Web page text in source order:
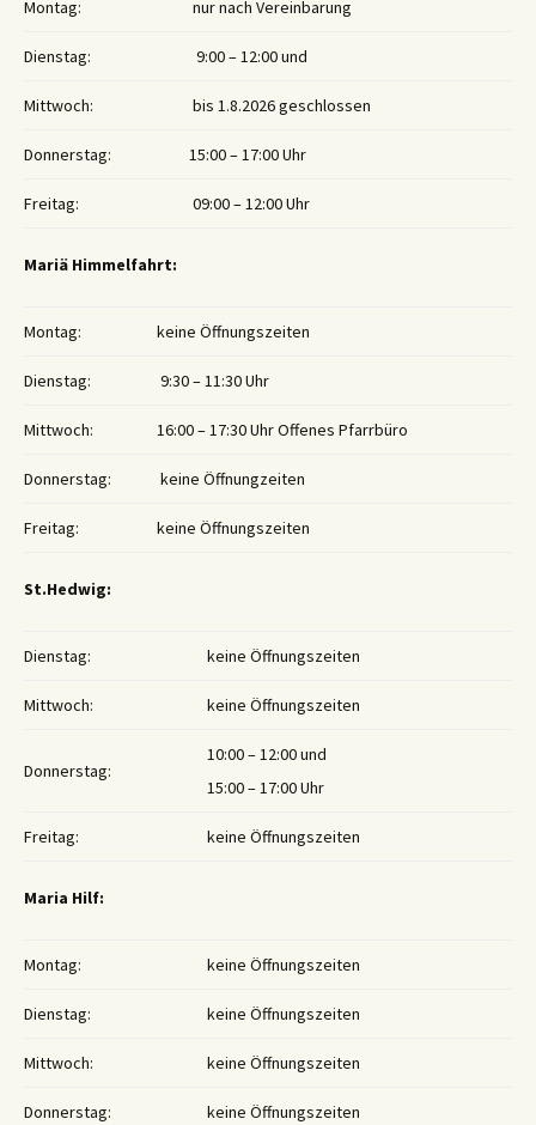
Montag: nur nach Vereinbarung
Dienstag: 9:00 – 12:00 und
Mittwoch: bis 1.8.2026 geschlossen
Donnerstag: 15:00 – 17:00 Uhr
Freitag: 09:00 – 12:00 Uhr
Mariä Himmelfahrt:
Montag: keine Öffnungszeiten
Dienstag: 9:30 – 11:30 Uhr
Mittwoch: 16:00 – 17:30 Uhr Offenes Pfarrbüro
Donnerstag: keine Öffnungzeiten
Freitag: keine Öffnungszeiten
St.Hedwig:
Dienstag: keine Öffnungszeiten
Mittwoch: keine Öffnungszeiten
Donnerstag:
10:00 – 12:00 und
15:00 – 17:00 Uhr
Freitag: keine Öffnungszeiten
Maria Hilf:
Montag: keine Öffnungszeiten
Dienstag: keine Öffnungszeiten
Mittwoch: keine Öffnungszeiten
Donnerstag: keine Öffnungszeiten